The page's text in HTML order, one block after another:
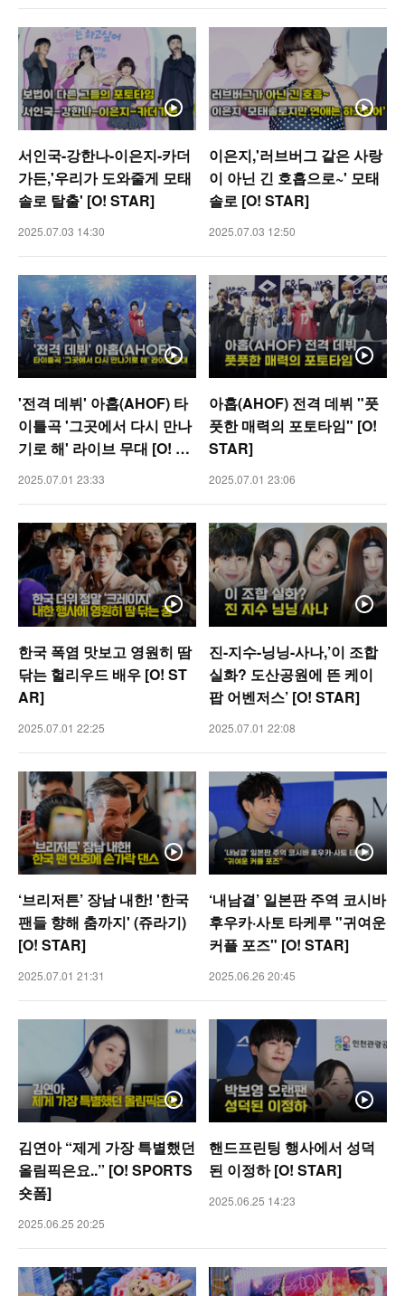
서인국-강한나-이은지-카더
가든,'우리가 도와줄게 모태
솔로 탈출' [O! STAR]
2025.07.03 14:30
이은지,'러브버그 같은 사랑
이 아닌 긴 호흡으로~' 모태
솔로 [O! STAR]
2025.07.03 12:50
'전격 데뷔' 아홉(AHOF) 타
이틀곡 '그곳에서 다시 만나
기로 해' 라이브 무대 [O! ST
AR]
2025.07.01 23:33
아홉(AHOF) 전격 데뷔 "풋
풋한 매력의 포토타임" [O!
STAR]
2025.07.01 23:06
한국 폭염 맛보고 영원히 땀
닦는 헐리우드 배우 [O! ST
AR]
2025.07.01 22:25
진-지수-닝닝-사나,’이 조합
실화? 도산공원에 뜬 케이
팝 어벤저스’ [O! STAR]
2025.07.01 22:08
‘브리저튼’ 장남 내한! '한국
팬들 향해 춤까지' (쥬라기)
[O! STAR]
2025.07.01 21:31
‘내남결’ 일본판 주역 코시바
후우카·사토 타케루 "귀여운
커플 포즈" [O! STAR]
2025.06.26 20:45
김연아 “제게 가장 특별했던
올림픽은요..” [O! SPORTS
숏폼]
2025.06.25 20:25
핸드프린팅 행사에서 성덕
된 이정하 [O! STAR]
2025.06.25 14:23